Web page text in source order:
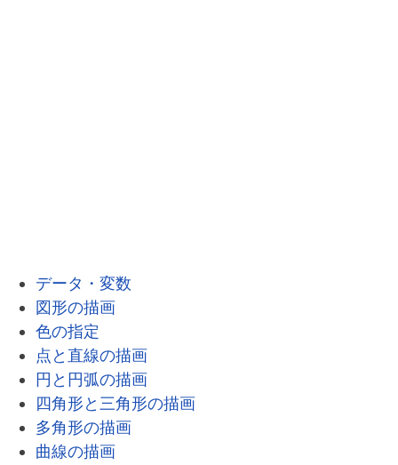
データ・変数
図形の描画
色の指定
点と直線の描画
円と円弧の描画
四角形と三角形の描画
多角形の描画
曲線の描画